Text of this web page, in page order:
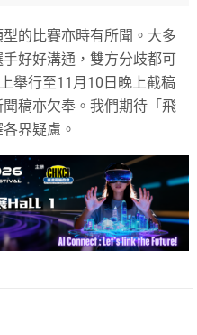
的比賽亦時有所聞。大多
好好溝通，雙方分歧都可
舉行至11月10日晚上截稿
稿亦欠奉。我們期待「飛
界疑慮。